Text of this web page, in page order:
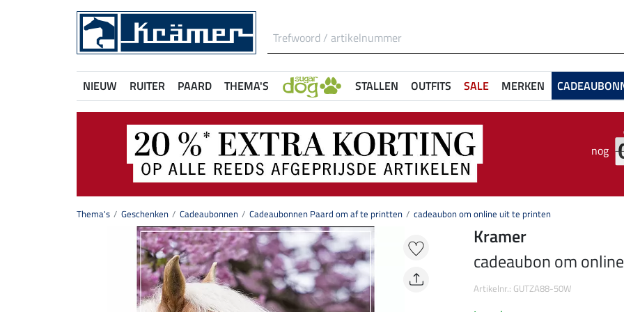
NIEUW RUITER PAARD THEMA'S STALLEN OUTFITS SALE MERKEN
nog
Thema's Geschenken Cadeaubonnen Cadeaubonnen Paard om af te printten cadeaubon om online uit te printen
Kramer
cadeaubon om
Artikelnr.: GUTZA88-50W